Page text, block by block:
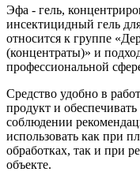
Эфа - гель,
инсектицидный гель
относится к группе
(концентраты)» и
профессиональной
Средство удобно в
продукт и
соблюдении
использовать как при
обработках, так и при
объекте.